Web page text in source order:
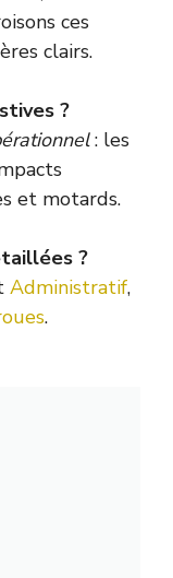
ces
clairs.
?
: les
et motards.
?
Administratif,
.